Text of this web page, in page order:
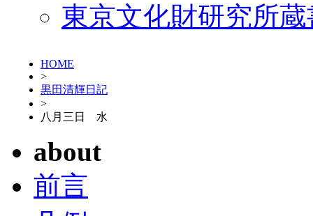
東京文化財研究所
HOME
>
黒田清輝日記
>
八月三日 水
about
前言